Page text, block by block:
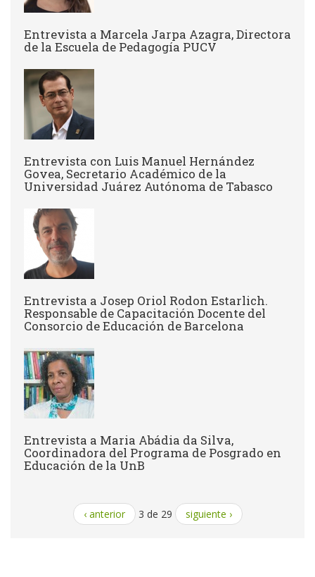
Entrevista a Marcela Jarpa Azagra, Directora
de la Escuela de Pedagogía PUCV
Entrevista con Luis Manuel Hernández
Govea, Secretario Académico de la
Universidad Juárez Autónoma de Tabasco
Entrevista a Josep Oriol Rodon Estarlich.
Responsable de Capacitación Docente del
Consorcio de Educación de Barcelona
Entrevista a Maria Abádia da Silva,
Coordinadora del Programa de Posgrado en
Educación de la UnB
‹ anterior 3 de 29 siguiente ›